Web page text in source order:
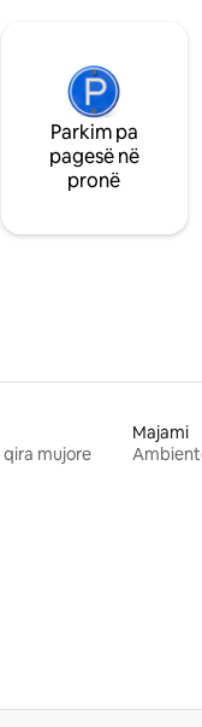
Parkim pa
pagesë në
pronë
mujore
Majami